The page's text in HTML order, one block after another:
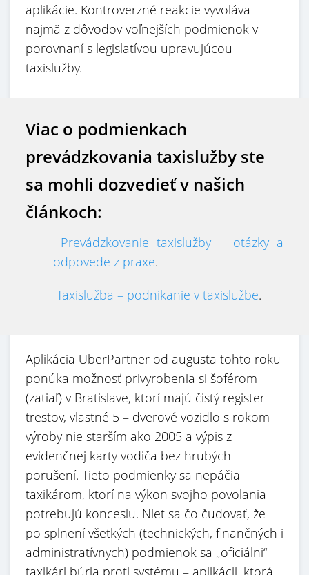
aplikácie. Kontroverzné reakcie vyvoláva
najmä z dôvodov voľnejších podmienok v
porovnaní s legislatívou upravujúcou
taxislužby.
Viac o podmienkach
prevádzkovania taxislužby ste
sa mohli dozvedieť v našich
článkoch:
Prevádzkovanie taxislužby – otázky a
odpovede z praxe.
Taxislužba – podnikanie v taxislužbe.
Aplikácia UberPartner od augusta tohto roku
ponúka možnosť privyrobenia si šoférom
(zatiaľ) v Bratislave, ktorí majú čistý register
trestov, vlastné 5 – dverové vozidlo s rokom
výroby nie starším ako 2005 a výpis z
evidenčnej karty vodiča bez hrubých
porušení. Tieto podmienky sa nepáčia
taxikárom, ktorí na výkon svojho povolania
potrebujú koncesiu. Niet sa čo čudovať, že
po splnení všetkých (technických, finančných i
administratívnych) podmienok sa „oficiálni“
taxikári búria proti systému – aplikácii, ktorá